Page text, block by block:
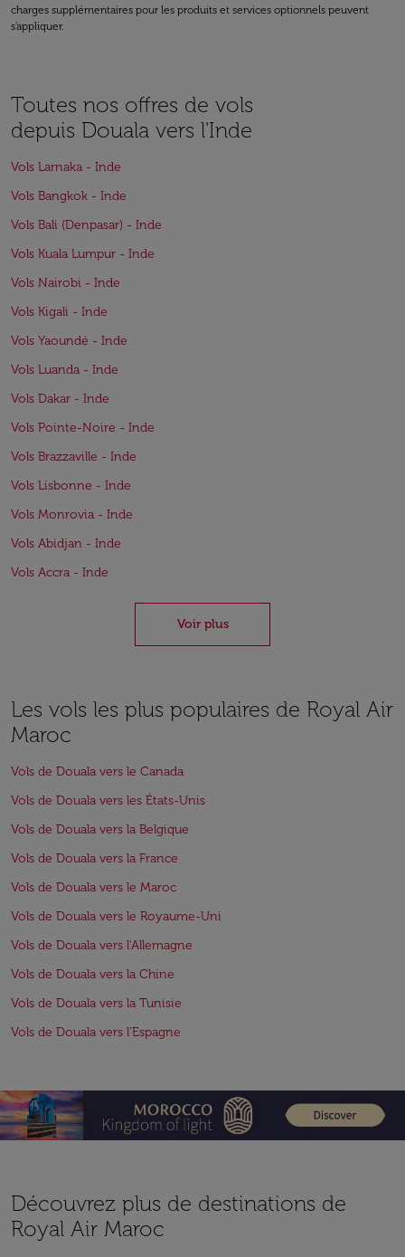
charges supplémentaires pour les produits et services optionnels peuvent
s'appliquer.
Toutes nos offres de vols
depuis Douala vers l'Inde
Vols Larnaka - Inde
Vols Bangkok - Inde
Vols Bali (Denpasar) - Inde
Vols Kuala Lumpur - Inde
Vols Nairobi - Inde
Vols Kigali - Inde
Vols Yaoundé - Inde
Vols Luanda - Inde
Vols Dakar - Inde
Vols Pointe-Noire - Inde
Vols Brazzaville - Inde
Vols Lisbonne - Inde
Vols Monrovia - Inde
Vols Abidjan - Inde
Vols Accra - Inde
Voir plus
Les vols les plus populaires de Royal Air
Maroc
Vols de Douala vers le Canada
Vols de Douala vers les États-Unis
Vols de Douala vers la Belgique
Vols de Douala vers la France
Vols de Douala vers le Maroc
Vols de Douala vers le Royaume-Uni
Vols de Douala vers l'Allemagne
Vols de Douala vers la Chine
Vols de Douala vers la Tunisie
Vols de Douala vers l'Espagne
Découvrez plus de destinations de
Royal Air Maroc